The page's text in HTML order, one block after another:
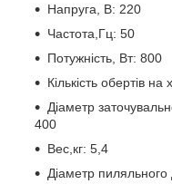
Напруга, В: 220
Частота,Гц: 50
Потужність, Вт: 800
Кількість обертів
Діаметр
400
Вес,кг: 5,4
Діаметр